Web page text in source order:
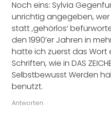
Noch eins: Sylvia
unrichtig angegeben, wer
statt ‚gehörlos‘
den 1990’er Jahren in
hatte ich zuerst das Wort
Schriften, wie in DAS
Selbstbewusst Werden
benutzt.
Antworten